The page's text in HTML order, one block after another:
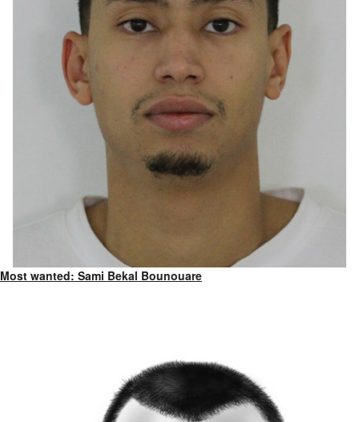
Most wanted: Sami Bekal Bounouare